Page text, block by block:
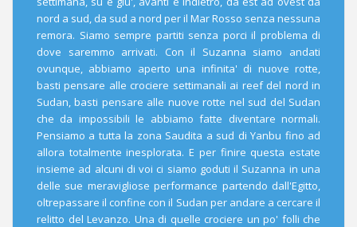
nord a sud, da sud a nord per il Mar Rosso senza nessuna
remora. Siamo sempre partiti senza porci il problema di
dove saremmo arrivati. Con il Suzanna siamo andati
ovunque, abbiamo aperto una infinita' di nuove rotte,
basti pensare alle crociere settimanali ai reef del nord in
Sudan, basti pensare alle nuove rotte nel sud del Sudan
che da impossibili le abbiamo fatte diventare normali.
Pensiamo a tutta la zona Saudita a sud di Yanbu fino ad
allora totalmente inesplorata. E per finire questa estate
insieme ad alcuni di voi ci siamo goduti il Suzanna in una
delle sue meravigliose performance partendo dall'Egitto,
oltrepassare il confine con il Sudan per andare a cercare il
relitto del Levanzo. Una di quelle crociere un po' folli che